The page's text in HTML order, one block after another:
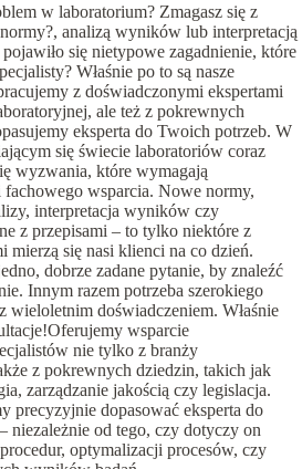
w laboratorium? Zmagasz się z
analizą wyników lub interpretacją
się nietypowe zagadnienie, które
Właśnie po to są nasze
z doświadczonymi ekspertami
ale też z pokrewnych
eksperta do Twoich potrzeb. W
się świecie laboratoriów coraz
wyzwania, które wymagają
wsparcia. Nowe normy,
interpretacja wyników czy
z przepisami – to tylko niektóre z
mierzą się nasi klienci na co dzień.
dobrze zadane pytanie, by znaleźć
Innym razem potrzeba szerokiego
wieloletnim doświadczeniem. Właśnie
wsparcie
nie tylko z branży
z pokrewnych dziedzin, takich jak
zarządzanie jakością czy legislacja.
precyzyjnie dopasować eksperta do
niezależnie od tego, czy dotyczy on
optymalizacji procesów, czy